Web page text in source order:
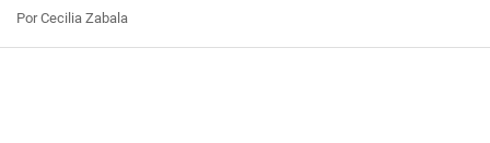
Por Cecilia Zabala